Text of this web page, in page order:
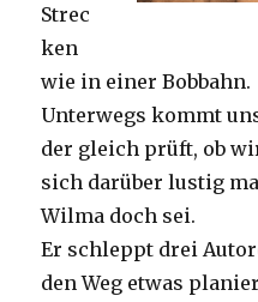
Strec
ken
wie in einer Bobbahn.
Unterwegs kommt
der gleich prüft, ob
sich darüber lustig
Wilma doch sei.
Er schleppt drei
den Weg etwas